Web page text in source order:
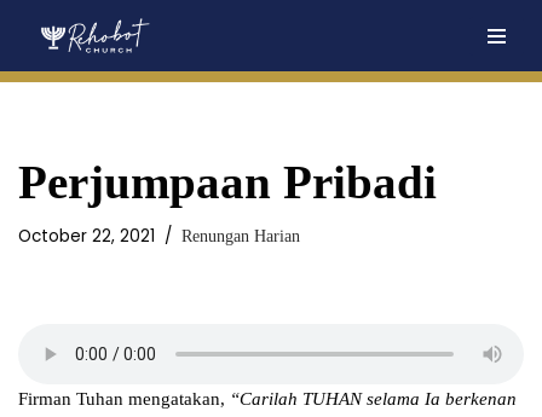
Perjumpaan Pribadi
October 22, 2021 Renungan Harian
Firman Tuhan mengatakan, “Carilah TUHAN selama Ia berkenan